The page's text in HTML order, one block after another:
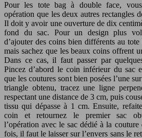
Pour les tote bag à double face,
opération que les deux autres rectangles
Il doit y avoir une ouverture de dix
fond du sac. Pour un design plus
d’ajouter des coins bien différents au
mais sachez que les beaux coins offrent
Dans ce cas, il faut passer par
Pincez d’abord le coin inférieur du sac
que les coutures sont bien posées l’une
triangle obtenu, tracez une ligne
respectant une distance de 3 cm, puis
tissu qui dépasse à 1 cm. Ensuite,
coin et retournez le premier sac
l’opération avec le sac dédié à la
fois, il faut le laisser sur l’envers sans le